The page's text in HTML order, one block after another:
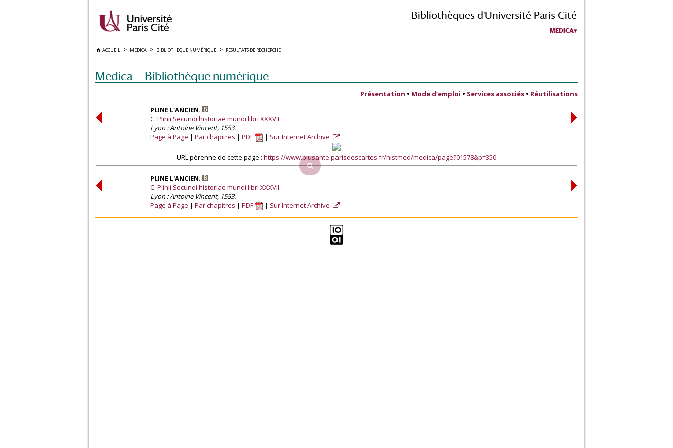
Bibliothèques d'Université Paris Cité
MEDICA
ACCUEIL MEDICA BIBLIOTHÈQUE NUMÉRIQUE RÉSULTATS DE RECHERCHE
Medica — Bibliothèque numérique
Présentation • Mode d’emploi • Services associés • Réutilisations
PLINE L'ANCIEN.
C. Plinii Secundi historiae mundi libri XXXVII
Lyon : Antoine Vincent, 1553.
Page à Page
Par chapitres PDF Sur Internet Archive
URL pérenne de cette page : https://www.biusante.parisdescartes.fr/histmed/medica/page?01578&p=350
PLINE L'ANCIEN.
C. Plinii Secundi historiae mundi libri XXXVII
Lyon : Antoine Vincent, 1553.
Page à Page
Par chapitres PDF Sur Internet Archive